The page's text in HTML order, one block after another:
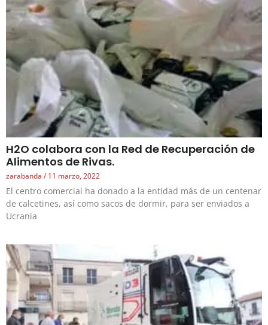
H2O colabora con la Red de Recuperación de
Alimentos de Rivas.
zarabanda 11 marzo, 2022
El centro comercial ha donado a la entidad más de un centenar
de calcetines, así como sacos de dormir, para ser enviados a
Ucrania